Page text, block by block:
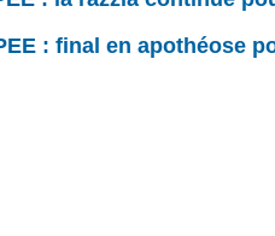
: final en apothéose